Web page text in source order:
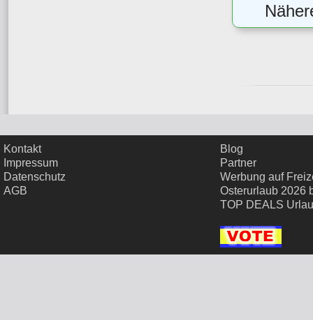
Kontakt
Impressum
Datenschutz
AGB
Blog
Partner
Werbung auf
Osterurlaub 2026
TOP DEALS